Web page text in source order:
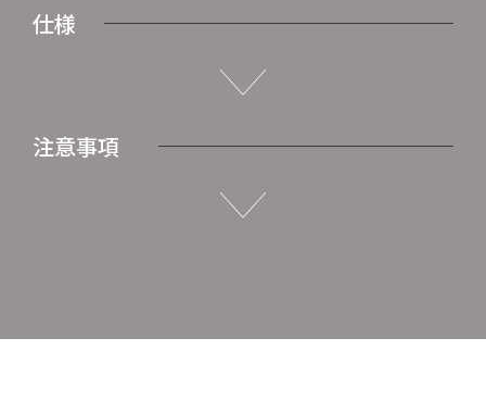
仕様
注意事項